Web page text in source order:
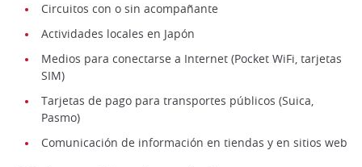
Circuitos con o sin acompañante
Actividades locales en Japón
Medios para conectarse a Internet (Pocket WiFi, tarjetas
SIM)
Tarjetas de pago para transportes públicos (Suica,
Pasmo)
Comunicación de información en tiendas y en sitios web